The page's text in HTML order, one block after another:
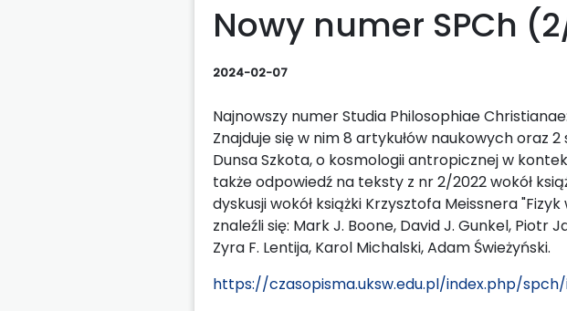
Nowy numer SPCh
2024-02-07
Najnowszy numer Studia Philosophiae
Znajduje się w nim 8 artykułów naukowych oraz
Dunsa Szkota, o kosmologii antropicznej w
także odpowiedź na teksty z nr 2/2022 wokół
dyskusji wokół książki Krzysztofa Meissnera
znaleźli się: Mark J. Boone, David J. Gunkel, Piotr
Zyra F. Lentija, Karol Michalski, Adam Świeżyński.
https://czasopisma.uksw.edu.pl/index.php/